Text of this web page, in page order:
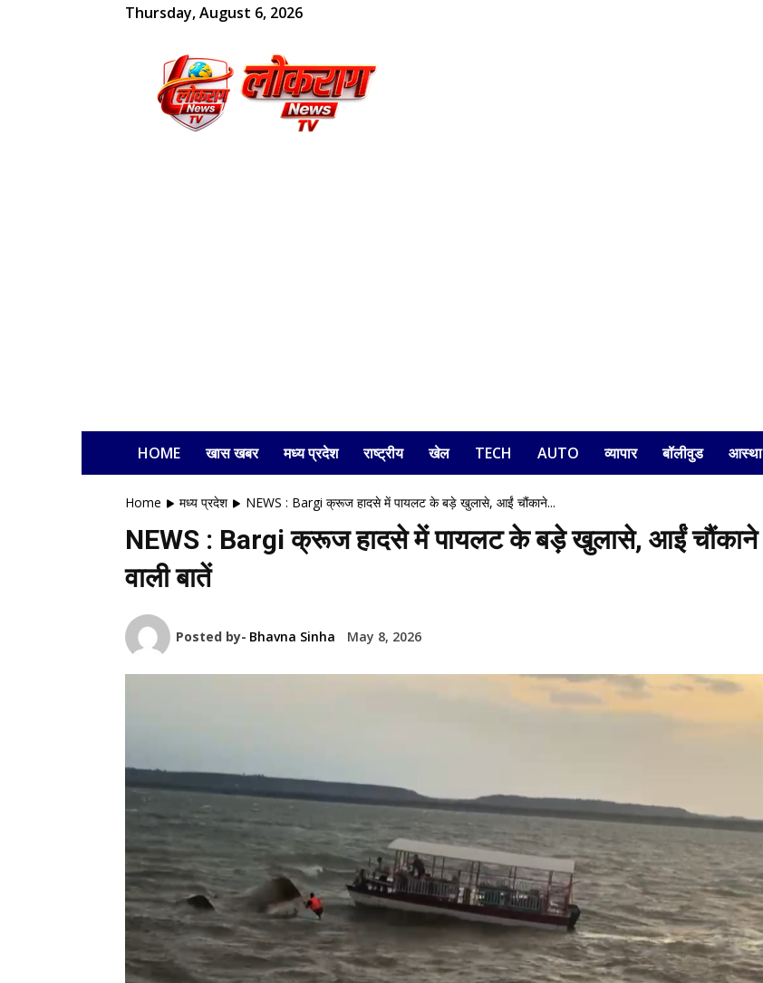
Thursday, August 6, 2026
लोकराग
HOME खास खबर मध्य प्रदेश राष्ट्रीय खेल TECH AUTO व्यापार बॉलीवुड आस्था
Home मध्य प्रदेश NEWS : Bargi क्रूज हादसे में पायलट के बड़े खुलासे, आईं चौंकाने...
NEWS : Bargi क्रूज हादसे में पायलट के बड़े खुलासे, आईं चौंकाने
वाली बातें
Posted by- Bhavna Sinha May 8, 2026